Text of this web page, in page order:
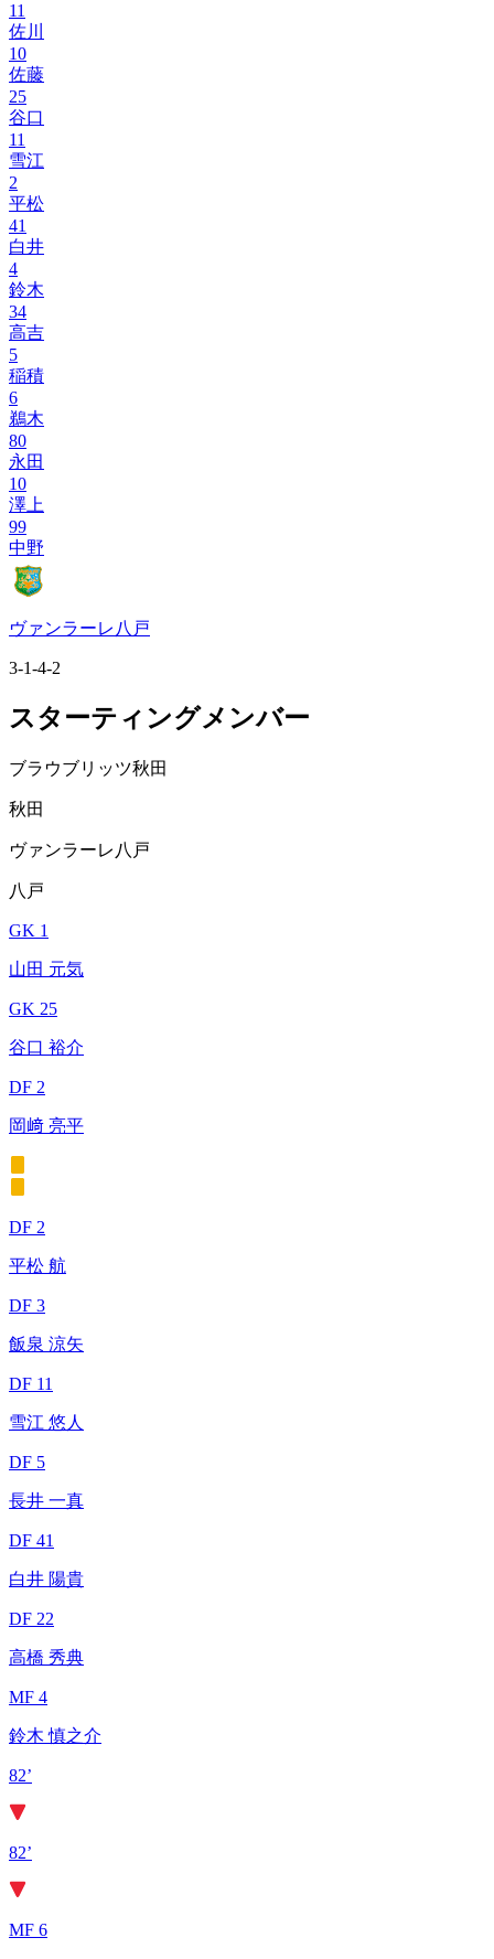
11
佐川
10
佐藤
25
谷口
11
雪江
2
平松
41
白井
4
鈴木
34
高吉
5
稲積
6
鵜木
80
永田
10
澤上
99
中野
ヴァンラーレ八戸
3-1-4-2
スターティングメンバー
ブラウブリッツ秋田
秋田
ヴァンラーレ八戸
八戸
GK 1
山田 元気
GK 25
谷口 裕介
DF 2
岡﨑 亮平
DF 2
平松 航
DF 3
飯泉 涼矢
DF 11
雪江 悠人
DF 5
長井 一真
DF 41
白井 陽貴
DF 22
高橋 秀典
MF 4
鈴木 慎之介
82’
82’
MF 6